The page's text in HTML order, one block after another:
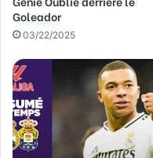
m
a
i
Goleador
03/22/2025